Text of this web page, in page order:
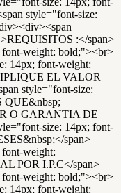
style="font-size:
:</span>
weight: bold;"><br>
14px; font-weight:
EL VALOR
style="font-size:
QUE&nbsp;
O GARANTIA DE
size: 14px; font-
span>
weight:
POR I.P.C</span>
weight: bold;"><br>
14px; font-weight: